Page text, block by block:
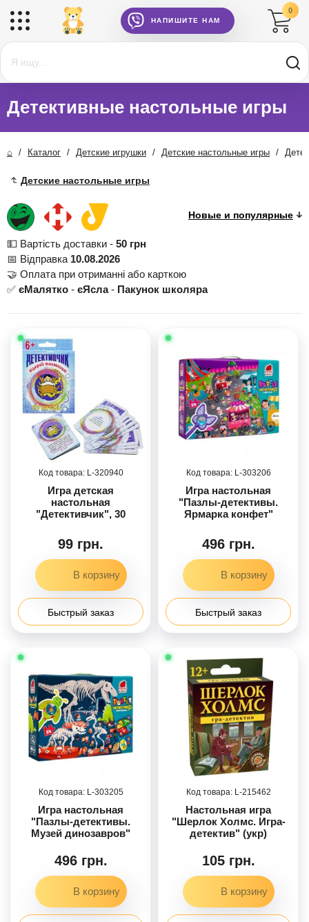
НАПИШИТЕ НАМ
0
Детективные настольные игры
⌂ / Каталог / Детские игрушки / Детские настольные игры /
Детские настольные игры
💵 Вартість доставки - 50 грн
📅 Відправка 10.08.2026
🤝 Оплата при отриманні або карткою
✅ єМалятко - єЯсла- Пакунок школяра
320940
Игра детская
настольная
"Детективчик", 30
99 грн.
Быстрый заказ
303206
Игра настольная
"Пазлы-детективы.
Ярмарка конфет"
496 грн.
Быстрый заказ
303205
Игра настольная
"Пазлы-детективы.
Музей динозавров"
496 грн.
215462
Настольная игра
"Шерлок Холмс. Игра-
детектив" (укр)
105 грн.